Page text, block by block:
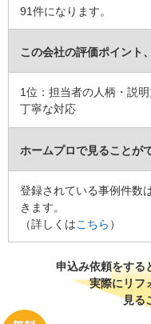
リフォーム箇所 ：トイレ
築年数
： 30年以上
工事完了日
： 2025年11月8
『満足のいく仕上が
いくつかの候補の中から、
仕上がりの実績を拝見した
をしっかりと聞き入れてく
りの内訳が明確で、安心し
れらの理由から、貴社こそ
確信いたしました。
この会社に決めた理由
91件になります。
この会社の評価ポイント
1位：担当者の人柄・説
丁寧な対応
ホームプロで見ることが
登録されている事例件数
きます。
（詳しくはこちら ）
申込み依頼をする
実際にリフ
見る